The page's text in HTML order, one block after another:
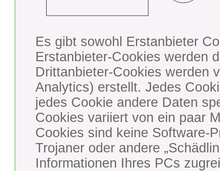
Es gibt sowohl Erstanbieter
Erstanbieter-Cookies werden
Drittanbieter-Cookies werden
Analytics) erstellt. Jedes
jedes Cookie andere Daten
Cookies variiert von ein paar
Cookies sind keine Software-
Trojaner oder andere
Informationen Ihres PCs